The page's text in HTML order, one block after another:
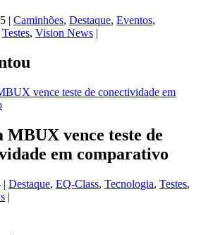
| Caminhões, Destaque, Eventos,
Testes, Vision News |
MBUX vence teste de
em comparativo
| Destaque, EQ-Class, Tecnologia, Testes,
|